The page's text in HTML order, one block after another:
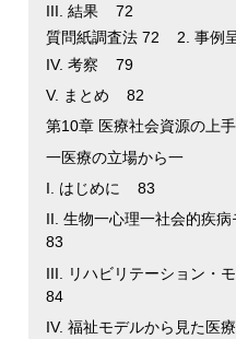
III. 結果 72
質問紙調査法 72 2. 事例
IV. 考察 79
V. まとめ 82
第10章 医療社会資源の上
一医療の立場から一
I. はじめに 83
II. 生物一心理一社会的疾
83
III. リハビリテーション・
84
IV. 福祉モデルから見た医